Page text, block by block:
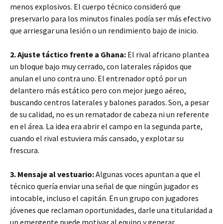
menos explosivos. El cuerpo técnico consideró que
preservarlo para los minutos finales podía ser más efectivo
que arriesgar una lesión o un rendimiento bajo de inicio.
2. Ajuste táctico frente a Ghana: El rival africano plantea
un bloque bajo muy cerrado, con laterales rápidos que
anulan el uno contra uno. El entrenador optó por un
delantero más estático pero con mejor juego aéreo,
buscando centros laterales y balones parados. Son, a pesar
de su calidad, no es un rematador de cabeza ni un referente
en el área. La idea era abrir el campo en la segunda parte,
cuando el rival estuviera más cansado, y explotar su
frescura.
3. Mensaje al vestuario:Algunas voces apuntan a que el
técnico quería enviar una señal de que ningún jugador es
intocable, incluso el capitán. En un grupo con jugadores
jóvenes que reclaman oportunidades, darle una titularidad a
un emergente puede motivar al equipo y generar